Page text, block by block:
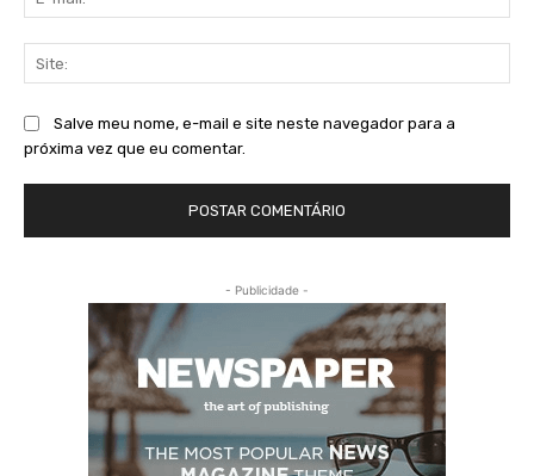
Salve meu nome, e-mail e site neste navegador para a
próxima vez que eu comentar.
- Publicidade -